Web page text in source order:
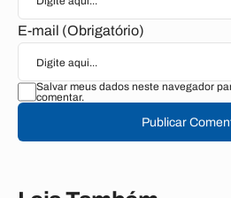
E-mail (Obrigatório)
Salvar meus dados neste navegador
comentar.
Publicar